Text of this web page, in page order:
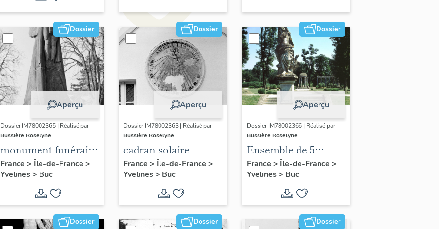
Dossier
Aperçu
Dossier IM78002365 | Réalisé par
Bussière Roselyne
monument funéraire
de Jean Casale
France > Île-de-France >
Yvelines> Buc
Dossier
Aperçu
Dossier IM78002363 | Réalisé par
Bussière Roselyne
cadran solaire
France > Île-de-France >
Yvelines> Buc
Dossier
Aperçu
Dossier IM78002366 | Réalisé par
Bussière Roselyne
Ensemble de 5
statues
France > Île-de-France >
Yvelines> Buc
Dossier Dossier Dossier